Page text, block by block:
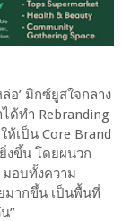
อ’ มิกซ์ยูสใจกลาง
ด้ทำ Rebranding
เป็น Core Brand
ขึ้น โดยผนวก
มอบทั้งความ
มากขึ้น เป็นพื้นที่
”